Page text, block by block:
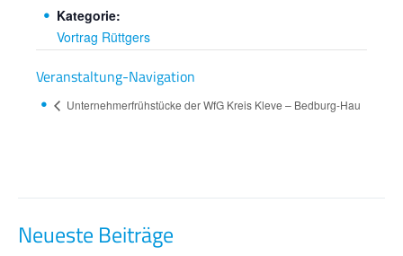
Kategorie:
Vortrag Rüttgers
Veranstaltung-Navigation
Unternehmer­früh­stücke der WfG Kreis Kleve – Bedburg-Hau
Neueste Beiträge